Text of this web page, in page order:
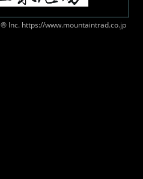
® Inc. https://www.mountaintrad.co.jp